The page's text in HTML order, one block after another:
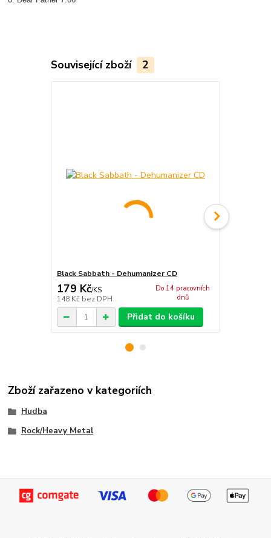
Související zboží 2
Black Sabbath - Dehumanizer CD
179 Kč/KS
148 Kč bez DPH
Do 14 pracovních
dnů
Přidat do košíku
Zboží zařazeno v kategoriích
Hudba
Rock/Heavy Metal